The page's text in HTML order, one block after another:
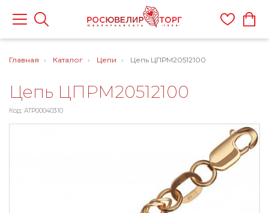
Главная Каталог Цепи Цепь ЦПРМ20512100
Цепь ЦПРМ20512100
Код: ATP00040310